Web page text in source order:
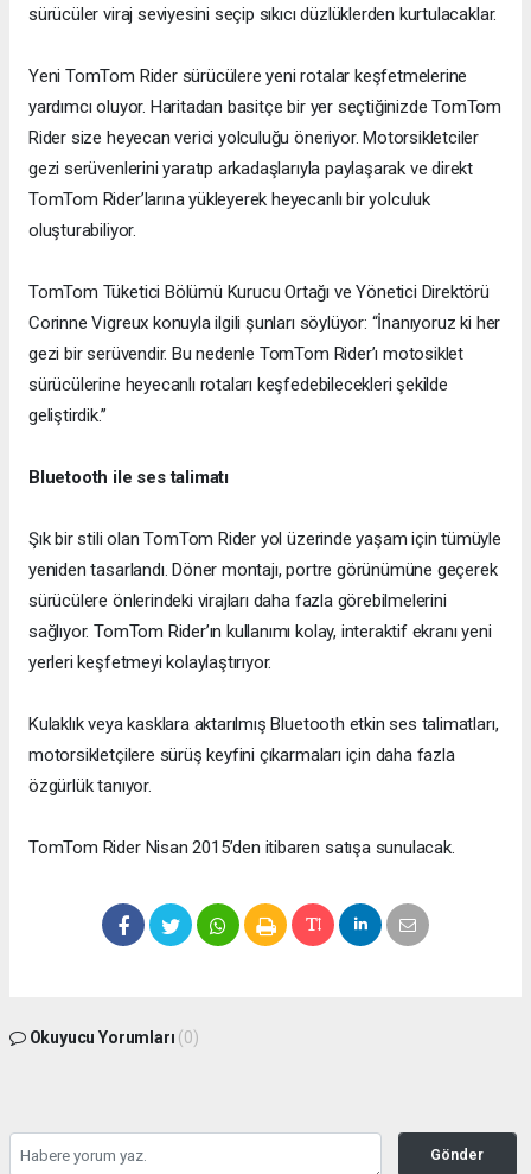
sürücüler viraj seviyesini seçip sıkıcı düzlüklerden kurtulacaklar.
Yeni TomTom Rider sürücülere yeni rotalar keşfetmelerine
yardımcı oluyor. Haritadan basitçe bir yer seçtiğinizde TomTom
Rider size heyecan verici yolculuğu öneriyor. Motorsikletciler
gezi serüvenlerini yaratıp arkadaşlarıyla paylaşarak ve direkt
TomTom Rider’larına yükleyerek heyecanlı bir yolculuk
oluşturabiliyor.
TomTom Tüketici Bölümü Kurucu Ortağı ve Yönetici Direktörü
Corinne Vigreux konuyla ilgili şunları söylüyor: “İnanıyoruz ki her
gezi bir serüvendir. Bu nedenle TomTom Rider’ı motosiklet
sürücülerine heyecanlı rotaları keşfedebilecekleri şekilde
geliştirdik.’’
Bluetooth ile ses talimatı
Şık bir stili olan TomTom Rider yol üzerinde yaşam için tümüyle
yeniden tasarlandı. Döner montajı, portre görünümüne geçerek
sürücülere önlerindeki virajları daha fazla görebilmelerini
sağlıyor. TomTom Rider’ın kullanımı kolay, interaktif ekranı yeni
yerleri keşfetmeyi kolaylaştırıyor.
Kulaklık veya kasklara aktarılmış Bluetooth etkin ses talimatları,
motorsikletçilere sürüş keyfini çıkarmaları için daha fazla
özgürlük tanıyor.
TomTom Rider Nisan 2015’den itibaren satışa sunulacak.
Okuyucu Yorumları (0)
Gönder